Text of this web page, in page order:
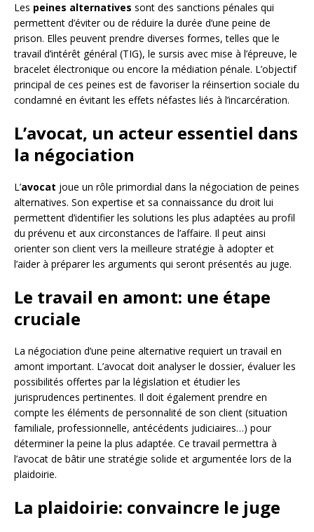
Les peines alternatives sont des sanctions pénales qui
permettent d’éviter ou de réduire la durée d’une peine de
prison. Elles peuvent prendre diverses formes, telles que le
travail d’intérêt général (TIG), le sursis avec mise à l’épreuve, le
bracelet électronique ou encore la médiation pénale. L’objectif
principal de ces peines est de favoriser la réinsertion sociale du
condamné en évitant les effets néfastes liés à l’incarcération.
L’avocat, un acteur essentiel dans
la négociation
L’avocat joue un rôle primordial dans la négociation de peines
alternatives. Son expertise et sa connaissance du droit lui
permettent d’identifier les solutions les plus adaptées au profil
du prévenu et aux circonstances de l’affaire. Il peut ainsi
orienter son client vers la meilleure stratégie à adopter et
l’aider à préparer les arguments qui seront présentés au juge.
Le travail en amont: une étape
cruciale
La négociation d’une peine alternative requiert un travail en
amont important. L’avocat doit analyser le dossier, évaluer les
possibilités offertes par la législation et étudier les
jurisprudences pertinentes. Il doit également prendre en
compte les éléments de personnalité de son client (situation
familiale, professionnelle, antécédents judiciaires…) pour
déterminer la peine la plus adaptée. Ce travail permettra à
l’avocat de bâtir une stratégie solide et argumentée lors de la
plaidoirie.
La plaidoirie: convaincre le juge